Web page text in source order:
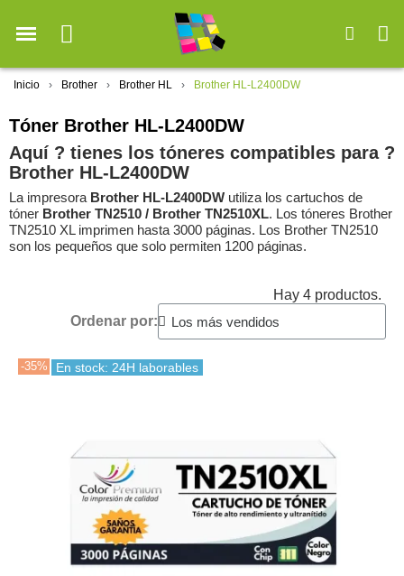
Inicio Brother Brother HL Brother HL-L2400DW
Tóner Brother HL-L2400DW
Aquí ? tienes los tóneres compatibles para ?️
Brother HL-L2400DW
La impresora Brother HL-L2400DW utiliza los cartuchos de
tóner Brother TN2510 / Brother TN2510XL. Los tóneres Brother
TN2510 XL imprimen hasta 3000 páginas. Los Brother TN2510
son los pequeños que solo permiten 1200 páginas.
Hay 4 productos.
Ordenar por:
-35% En stock: 24H laborables